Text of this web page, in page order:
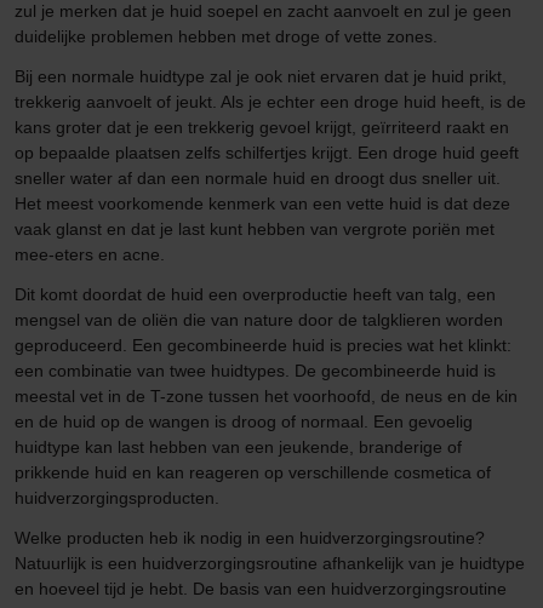
zul je merken dat je huid soepel en zacht aanvoelt en zul je geen
duidelijke problemen hebben met droge of vette zones.
Bij een normale huidtype zal je ook niet ervaren dat je huid prikt,
trekkerig aanvoelt of jeukt. Als je echter een droge huid heeft, is de
kans groter dat je een trekkerig gevoel krijgt, geïrriteerd raakt en
op bepaalde plaatsen zelfs schilfertjes krijgt. Een droge huid geeft
sneller water af dan een normale huid en droogt dus sneller uit.
Het meest voorkomende kenmerk van een vette huid is dat deze
vaak glanst en dat je last kunt hebben van vergrote poriën met
mee-eters en acne.
Dit komt doordat de huid een overproductie heeft van talg, een
mengsel van de oliën die van nature door de talgklieren worden
geproduceerd. Een gecombineerde huid is precies wat het klinkt:
een combinatie van twee huidtypes. De gecombineerde huid is
meestal vet in de T-zone tussen het voorhoofd, de neus en de kin
en de huid op de wangen is droog of normaal. Een gevoelig
huidtype kan last hebben van een jeukende, branderige of
prikkende huid en kan reageren op verschillende cosmetica of
huidverzorgingsproducten.
Welke producten heb ik nodig in een huidverzorgingsroutine?
Natuurlijk is een huidverzorgingsroutine afhankelijk van je huidtype
en hoeveel tijd je hebt. De basis van een huidverzorgingsroutine